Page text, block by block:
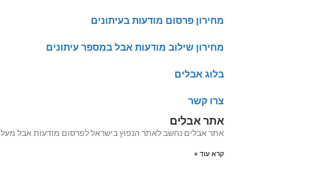
מחירון פרסום מודעות בעיתונים
מחירון שילוב מודעות אבל במספר עיתונים
בלוג אבלים
צרו קשר
אתר אבלים
אתר אבלים נחשב לאתר הנפוץ בישראל לפרסום מודעות אבל מעל 20 שנה האתר עבר לאחרונה שדרוג מערכות על מנת שכל
קרא עוד »